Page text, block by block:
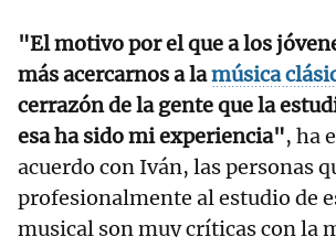
"El motivo por el que a los
más acercarnos a lamúsica
cerrazón de la gente que la
esa ha sido mi experiencia", ha
acuerdo con Iván, las personas
profesionalmente al estudio de
musical son muy críticas con la